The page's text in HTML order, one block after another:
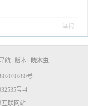
举报
导航 版本 晓木虫
号
号-4
互联网站